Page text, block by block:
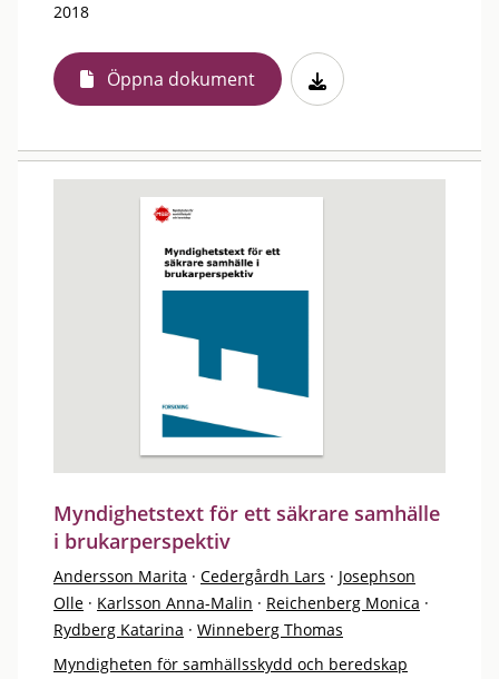
2018
Öppna dokument
Myndighetstext för ett säkrare samhälle
i brukarperspektiv
Andersson Marita · Cedergårdh Lars · Josephson
Olle · Karlsson Anna-Malin · Reichenberg Monica ·
Rydberg Katarina · Winneberg Thomas
Myndigheten för samhällsskydd och beredskap